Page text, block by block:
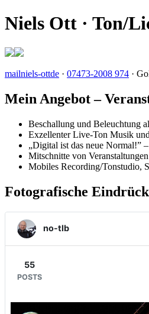
Niels Ott · Ton/
mailniels-ottde · 07473-2008 974 ·
Mein Angebot –
Beschallung und Beleuchtung
Exzellenter Live-Ton Musik
„Digital ist das neue Normal!” –
Mit­schnit­te von
Mobiles Recording/Tonstudio,
Fotografische